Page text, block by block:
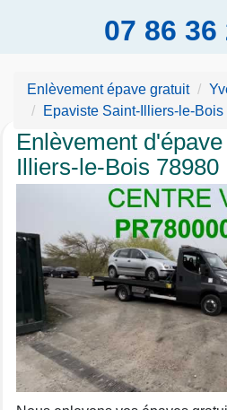
07 86 36
Enlèvement épave gratuit
Epaviste Saint-Illiers-le-Bois
Enlèvement
Illiers-le-Bois 78980